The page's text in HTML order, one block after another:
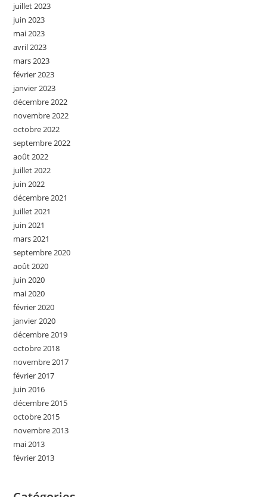
juillet 2023
juin 2023
mai 2023
avril 2023
mars 2023
février 2023
janvier 2023
décembre 2022
novembre 2022
octobre 2022
septembre 2022
août 2022
juillet 2022
juin 2022
décembre 2021
juillet 2021
juin 2021
mars 2021
septembre 2020
août 2020
juin 2020
mai 2020
février 2020
janvier 2020
décembre 2019
octobre 2018
novembre 2017
février 2017
juin 2016
décembre 2015
octobre 2015
novembre 2013
mai 2013
février 2013